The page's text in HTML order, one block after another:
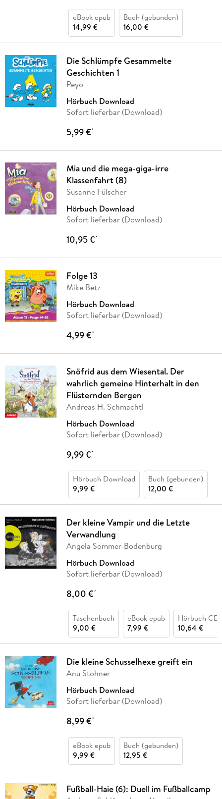
eBook epub
14,99 €
Buch (gebunden)
16,00 €
Die Schlümpfe Gesammelte
Geschichten 1
Peyo
Hörbuch Download
Sofort lieferbar (Download)
5,99 €*
Mia und die mega-giga-irre
Klassenfahrt (8)
Susanne Fülscher
Hörbuch Download
Sofort lieferbar (Download)
10,95 €*
Folge 13
Mike Betz
Hörbuch Download
Sofort lieferbar (Download)
4,99 €*
Snöfrid aus dem Wiesental. Der
wahrlich gemeine Hinterhalt in den
Flüsternden Bergen
Andreas H. Schmachtl
Hörbuch Download
Sofort lieferbar (Download)
9,99 €*
Hörbuch Download
9,99 €
Buch (gebunden)
12,00 €
Der kleine Vampir und die Letzte
Verwandlung
Angela Sommer-Bodenburg
Hörbuch Download
Sofort lieferbar (Download)
8,00 €*
Taschenbuch
9,00 €
eBook epub
7,99 €
Hörbuch CD
10,64 €
Die kleine Schusselhexe greift ein
Anu Stohner
Hörbuch Download
Sofort lieferbar (Download)
8,99 €*
eBook epub
9,99 €
Buch (gebunden)
12,95 €
Fußball-Haie (6): Duell im Fußballcamp